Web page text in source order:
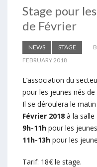
Stage pour
de Février
NEWS STAGE
FEBRUARY 2018
L’association du
pour les jeunes nés de
Il se déroulera le
Février 2018 à la salle
9h-11h pour les
11h-13h pour les
Tarif: 18€ le stage.